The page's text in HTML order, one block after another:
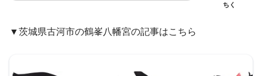
ちく
▼茨城県古河市の鶴峯八幡宮の記事はこちら